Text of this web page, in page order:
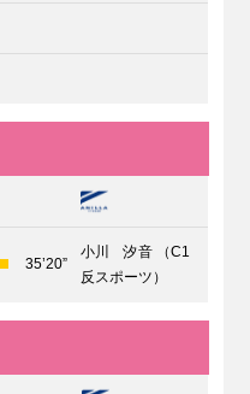
35’20”
小川 汐音 （C1
反スポーツ）